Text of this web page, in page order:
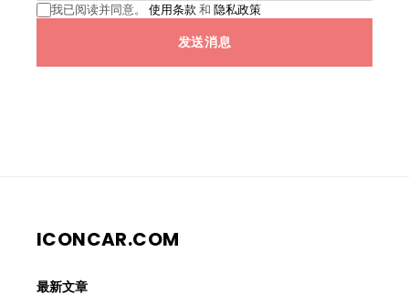
我已阅读并同意。 使用条款和 隐私政策
发送消息
ICONCAR.COM
最新文章